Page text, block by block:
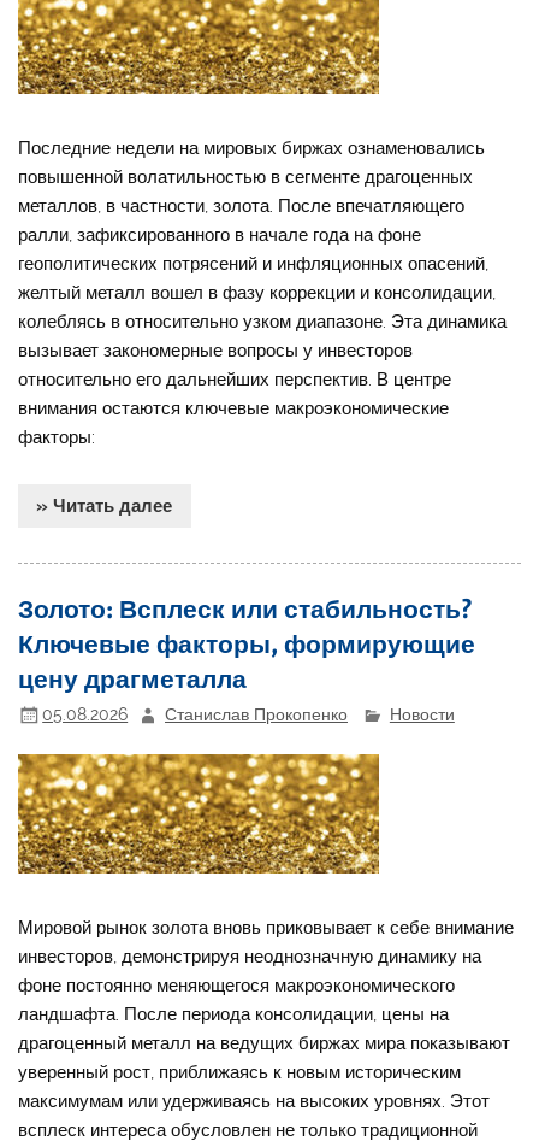
Последние недели на мировых биржах ознаменовались
повышенной волатильностью в сегменте драгоценных
металлов, в частности, золота. После впечатляющего
ралли, зафиксированного в начале года на фоне
геополитических потрясений и инфляционных опасений,
желтый металл вошел в фазу коррекции и консолидации,
колеблясь в относительно узком диапазоне. Эта динамика
вызывает закономерные вопросы у инвесторов
относительно его дальнейших перспектив. В центре
внимания остаются ключевые макроэкономические
факторы:
» Читать далее
Золото: Всплеск или стабильность?
Ключевые факторы, формирующие
цену драгметалла
05.08.2026 Станислав Прокопенко Новости
Мировой рынок золота вновь приковывает к себе внимание
инвесторов, демонстрируя неоднозначную динамику на
фоне постоянно меняющегося макроэкономического
ландшафта. После периода консолидации, цены на
драгоценный металл на ведущих биржах мира показывают
уверенный рост, приближаясь к новым историческим
максимумам или удерживаясь на высоких уровнях. Этот
всплеск интереса обусловлен не только традиционной